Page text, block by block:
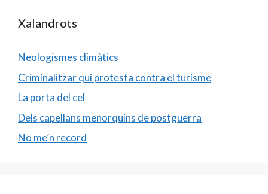
Xalandrots
Neologismes climàtics
Criminalitzar qui protesta contra el turisme
La porta del cel
Dels capellans menorquins de postguerra
No me’n record